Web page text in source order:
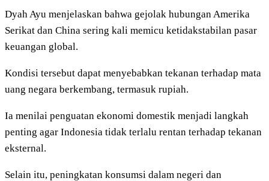
Dyah Ayu menjelaskan bahwa gejolak hubungan Amerika
Serikat dan China sering kali memicu ketidakstabilan pasar
keuangan global.
Kondisi tersebut dapat menyebabkan tekanan terhadap mata
uang negara berkembang, termasuk rupiah.
Ia menilai penguatan ekonomi domestik menjadi langkah
penting agar Indonesia tidak terlalu rentan terhadap tekanan
eksternal.
Selain itu, peningkatan konsumsi dalam negeri dan